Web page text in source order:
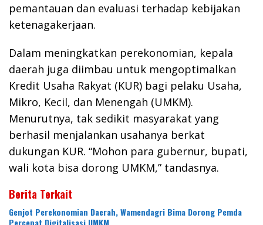
pemantauan dan evaluasi terhadap kebijakan
ketenagakerjaan.
Dalam meningkatkan perekonomian, kepala
daerah juga diimbau untuk mengoptimalkan
Kredit Usaha Rakyat (KUR) bagi pelaku Usaha,
Mikro, Kecil, dan Menengah (UMKM).
Menurutnya, tak sedikit masyarakat yang
berhasil menjalankan usahanya berkat
dukungan KUR. “Mohon para gubernur, bupati,
wali kota bisa dorong UMKM,” tandasnya.
Berita Terkait
Genjot Perekonomian Daerah, Wamendagri Bima Dorong Pemda
Percepat Digitalisasi UMKM